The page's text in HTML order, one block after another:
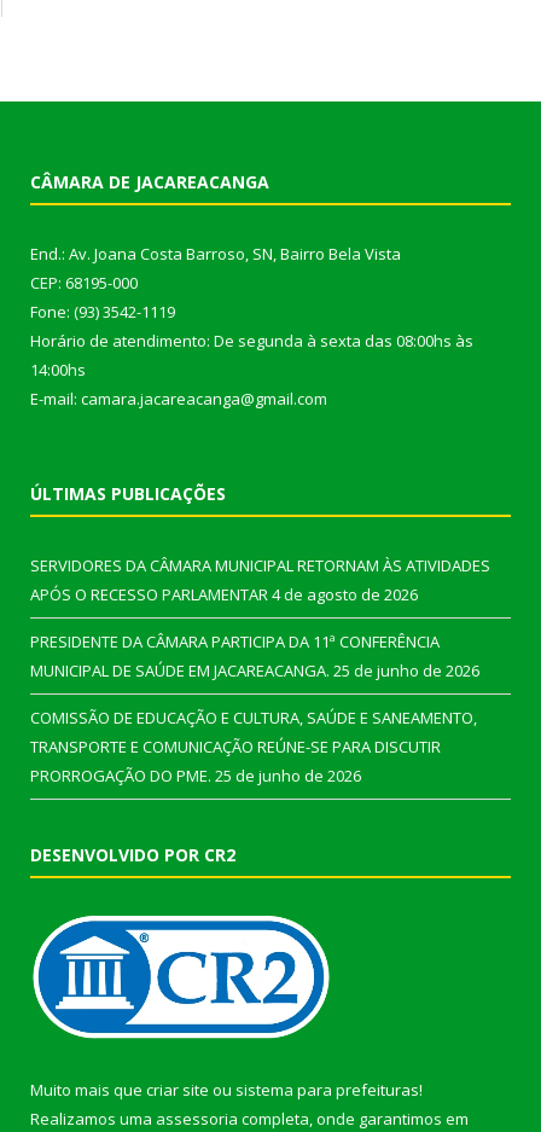
CÂMARA DE JACAREACANGA
End.: Av. Joana Costa Barroso, SN, Bairro Bela Vista
CEP: 68195-000
Fone: (93) 3542-1119
Horário de atendimento: De segunda à sexta das 08:00hs às
14:00hs
E-mail: camara.jacareacanga@gmail.com
ÚLTIMAS PUBLICAÇÕES
SERVIDORES DA CÂMARA MUNICIPAL RETORNAM ÀS ATIVIDADES
APÓS O RECESSO PARLAMENTAR4 de agosto de 2026
PRESIDENTE DA CÂMARA PARTICIPA DA 11ª CONFERÊNCIA
MUNICIPAL DE SAÚDE EM JACAREACANGA. 25 de junho de 2026
COMISSÃO DE EDUCAÇÃO E CULTURA, SAÚDE E SANEAMENTO,
TRANSPORTE E COMUNICAÇÃO REÚNE-SE PARA DISCUTIR
PRORROGAÇÃO DO PME. 25 de junho de 2026
DESENVOLVIDO POR CR2
Muito mais que criar site ou sistema para prefeituras!
Realizamos uma assessoria completa, onde garantimos em